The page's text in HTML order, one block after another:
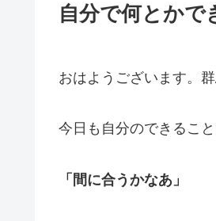
自分で何とかで
おはようございます。
今日も自分のできるこ
「間に合うかなあ」